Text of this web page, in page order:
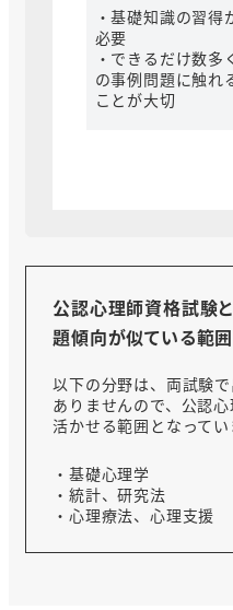
・基礎知識の習得
必要
・できるだけ数多
の事例問題に触れ
ことが大切
公認心理師資格試験
題傾向が似ている範囲
以下の分野は、両試験
ありませんので、公認
活かせる範囲となってい
・基礎心理学
・統計、研究法
・心理療法、心理支援